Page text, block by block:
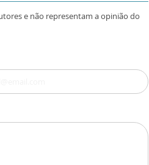
e não representam a opinião do